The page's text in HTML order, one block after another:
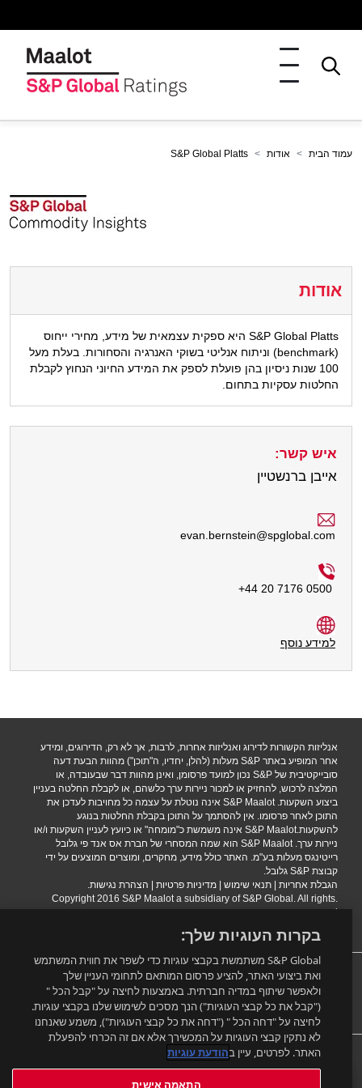
עמוד הבית אודות S&P Global Platts
אודות
S&P Global Platts היא ספקית עצמאית של מידע, מחירי ייחוס
(benchmark) וניתוח אנליטי בשוקי האנרגיה והסחורות. בעלת מעל
100 שנות ניסיון בהן פועלת לספק את המידע החיוני הנחוץ לקבלת
החלטות עסקיות בתחום.
איש קשר:
אייבן ברנשטיין
evan.bernstein@spglobal.com
44 20 7176 0500
+
למידע נוסף
אנליזות הקשורות לדירוג ואנליזות אחרות, לרבות, אך לא רק, הדירוגים, ומידע
אחר המופיע באתר S&P מעלות (להלן, יחדיו, ה"תוכן") מהוות הבעת דעה
סובייקטיבית של S&P נכון למועד פרסומן, ואינן מהוות דבר שבעובדה, או
המלצה לרכוש, להחזיק או למכור ניירות ערך כלשהם, או לקבלת החלטה בעניין
ביצוע השקעות. S&P Maalot אינה נוטלת על עצמה כל מחויבות לעדכן את
התוכן לאחר פרסומו. אין להסתמך על התוכן בקבלת החלטות בנוגע
להשקעות.S&P Maalot אינה משמשת כ"מומחה" או כיועץ לעניין השקעות ו/או
ניירות ערך. S&P Maalot הוא שמה המסחרי של חברת אס אנד פי גלובל
רייטינגס מעלות בע"מ. האתר כולל מידע, מחקרים, ומוצרים המוצעים על ידי
קבוצת S&P גלובל.
הגבלת אחריות|תנאי שימוש|מדיניות פרטיות|הצהרת נגישות.
.Copyright 2016 S&P Maalot a subsidiary of S&P Global. All rights
reserved
רוצים להישאר מעודכנים?
התאמה אישית
בקרות העוגיות שלך:
S&P Global משתמשת בקבצי עוגיות כדי לשפר את חווית המשתמש
ואת ביצועי האתר, להציע פרסום המותאם לתחומי העניין שלך
ולאפשר שיתוף במדיה חברתית. באמצעות לחיצה על "קבל הכל "
("קבל את כל קבצי העוגיות") הנך מסכים לשימוש שלנו בקבצי עוגיות.
לחיצה על "דחה הכל " ("דחה את כל קבצי העוגיות"), משמע שאנחנו
לא נתקין קבצי העוגיות על המכשירך אלא אם זה הכרחי להפעלת
האתר. לפרטים, עיין ב הודעת עוגיות
התאמה אישית